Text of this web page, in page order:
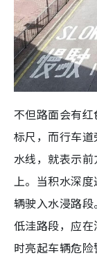
不但路面会有
标尺，而行车
水线，就表示
上。当积水深
辆驶入水浸路
低洼路段，应
时亮起车辆危